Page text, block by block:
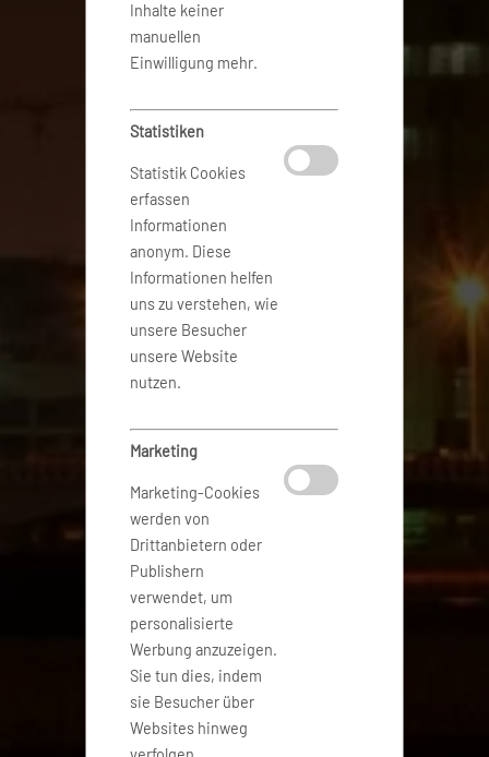
Inhalte keiner
manuellen
Einwilligung mehr.
Statistiken
Statistik Cookies
erfassen
Informationen
anonym. Diese
Informationen helfen
uns zu verstehen, wie
unsere Besucher
unsere Website
nutzen.
Marketing
Marketing-Cookies
werden von
Drittanbietern oder
Publishern
verwendet, um
personalisierte
Werbung anzuzeigen.
Sie tun dies, indem
sie Besucher über
Websites hinweg